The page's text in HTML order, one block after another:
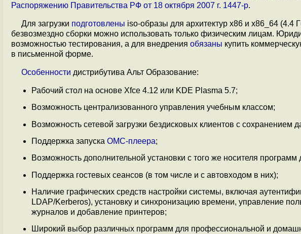
Распоряжению Правительства РФ от 18 октября 2007 г. 1447-р.
Для загрузки подготовлены iso-образы для архитектур x86 и x86_64 (4.4
безвозмездно сборки можно использовать только физическим лицам.
возможностью тестирования, а для внедрения обязаны купить
в письменной форме.
Особенности дистрибутива Альт Образование:
Рабочий стол на основе Xfce 4.12 или KDE Plasma 5.7;
Возможность централизованного управления учебным классом;
Возможность сетевой загрузки бездисковых клиентов с сохранением
Поддержка запуска ОМС-плеера;
Возможность дополнительной установки с того же носителя
Поддержка гостевых сеансов (в том числе и с автовходом в них);
Наличие графических средств настройки системы, включая
LDAP/Kerberos), установку и синхронизацию времени, управление
журналов и добавление принтеров;
Широкий выбор различных программ для профессиональной и